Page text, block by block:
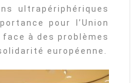
ultrapériphériques
pour l’Union
à des problèmes
européenne.